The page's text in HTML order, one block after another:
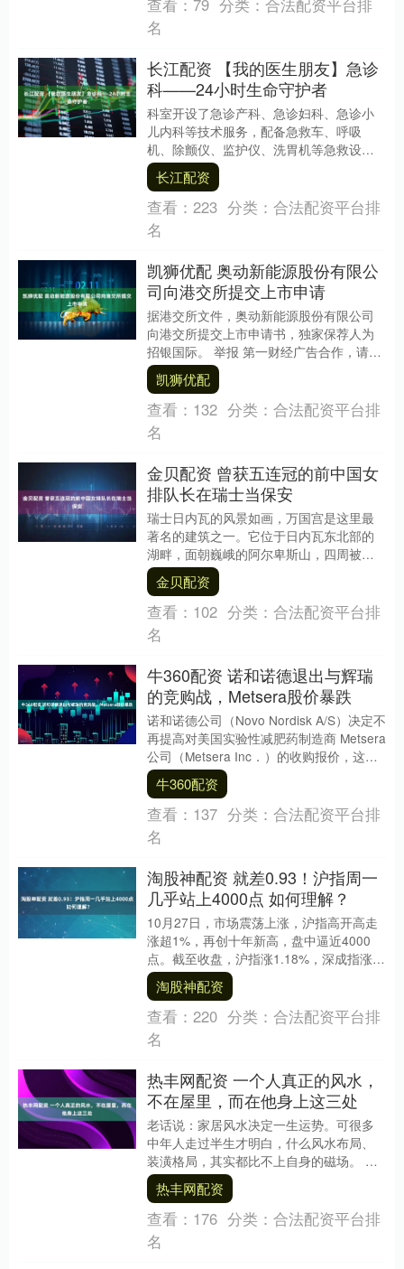
查看： 79 分类： 合法配资平台排
名
长江配资 【我的医生朋友】急诊
科——24小时生命守护者
科室开设了急诊产科、急诊妇科、急诊小
儿内科等技术服务，配备急救车、呼吸
机、除颤仪、监护仪、洗胃机等急救设
备，设有抢救室、处置室、诊疗区、留观
室、输液中心五大功能....
长江配资
查看： 223 分类： 合法配资平台排
名
凯狮优配 奥动新能源股份有限公
司向港交所提交上市申请
据港交所文件，奥动新能源股份有限公司
向港交所提交上市申请书，独家保荐人为
招银国际。 举报 第一财经广告合作，请点
击这里此内容为第一财经原创，著作权归
第一财经所有....
凯狮优配
查看： 132 分类： 合法配资平台排
名
金贝配资 曾获五连冠的前中国女
排队长在瑞士当保安
瑞士日内瓦的风景如画，万国宫是这里最
著名的建筑之一。它位于日内瓦东北部的
湖畔，面朝巍峨的阿尔卑斯山，四周被葱
郁的绿树环绕，环境格外宜人。万国宫，
也叫国联大厦，曾....
金贝配资
查看： 102 分类： 合法配资平台排
名
牛360配资 诺和诺德退出与辉瑞
的竞购战，Metsera股价暴跌
诺和诺德公司（Novo Nordisk A/S）决定不
再提高对美国实验性减肥药制造商 Metsera
公司（Metsera Inc．）的收购报价，这场
与辉瑞公司....
牛360配资
查看： 137 分类： 合法配资平台排
名
淘股神配资 就差0.93！沪指周一
几乎站上4000点 如何理解？
10月27日，市场震荡上涨，沪指高开高走
涨超1%，再创十年新高，盘中逼近4000
点。截至收盘，沪指涨1.18%，深成指涨
1.51%，创业板指涨1.98%。 板块....
淘股神配资
查看： 220 分类： 合法配资平台排
名
热丰网配资 一个人真正的风水，
不在屋里，而在他身上这三处
老话说：家居风水决定一生运势。可很多
中年人走过半生才明白，什么风水布局、
装潢格局，其实都比不上自身的磁场。 真
正的“好运气”，往往藏在你的一言一行，一
举一动里。....
热丰网配资
查看： 176 分类： 合法配资平台排
名